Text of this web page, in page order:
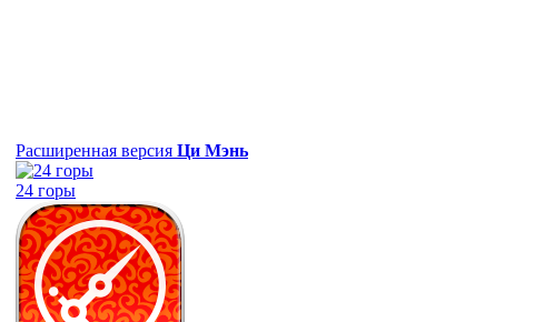
Расширенная версия Ци Мэнь
24 горы